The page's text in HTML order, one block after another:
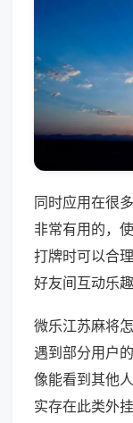
同时应用在很
非常有用的，
打牌时可以合
好友间互动乐趣
微乐江苏麻将
遇到部分用户
像能看到其他
实存在此类外